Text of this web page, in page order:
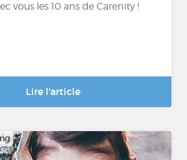
vous les 10 ans de Carenity !
Lire l'article